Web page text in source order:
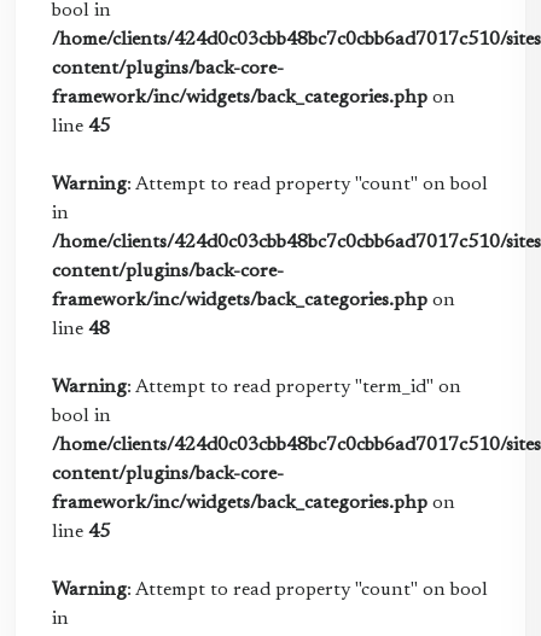
bool in
/home/clients/424d0c03cbb48bc7c0cbb6ad7017c510/
content/plugins/back-core-
framework/inc/widgets/back_categories.php on
line 45
Warning: Attempt to read property "count" on bool
in
/home/clients/424d0c03cbb48bc7c0cbb6ad7017c510/
content/plugins/back-core-
framework/inc/widgets/back_categories.php on
line 48
Warning: Attempt to read property "term_id" on
bool in
/home/clients/424d0c03cbb48bc7c0cbb6ad7017c510/
content/plugins/back-core-
framework/inc/widgets/back_categories.php on
line 45
Warning: Attempt to read property "count" on bool
in